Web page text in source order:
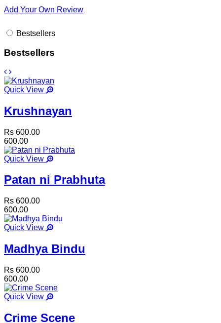
Add Your Own Review
Bestsellers
Bestsellers
Quick View
Krushnayan
Rs 600.00
600.00
Quick View
Patan ni Prabhuta
Rs 600.00
600.00
Quick View
Madhya Bindu
Rs 600.00
600.00
Quick View
Crime Scene